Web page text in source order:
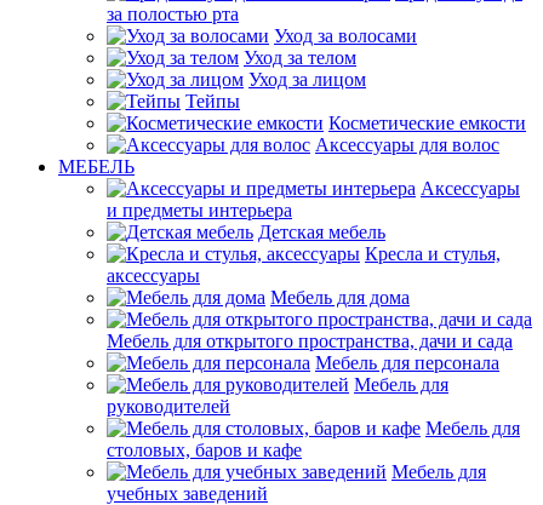
за полостью рта
Уход за волосами
Уход за телом
Уход за лицом
Тейпы
Косметические емкости
Аксессуары для волос
МЕБЕЛЬ
Аксессуары
и предметы интерьера
Детская мебель
Кресла и стулья,
аксессуары
Мебель для дома
Мебель для открытого пространства, дачи и сада
Мебель для персонала
Мебель для
руководителей
Мебель для
столовых, баров и кафе
Мебель для
учебных заведений